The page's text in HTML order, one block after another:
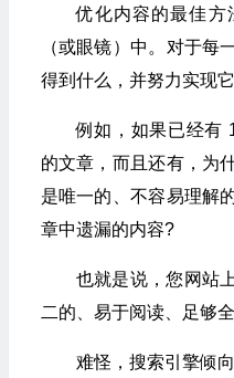
优化内容的最佳方
（或眼镜）中。对于每
得到什么，并努力实现它
例如，如果已经有
的文章，而且还有，为
是唯一的、不容易理解
章中遗漏的内容?
也就是说，您网站
二的、易于阅读、足够
难怪，搜索引擎倾